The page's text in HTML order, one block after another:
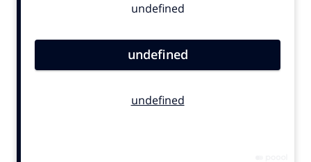
Contentmarketing